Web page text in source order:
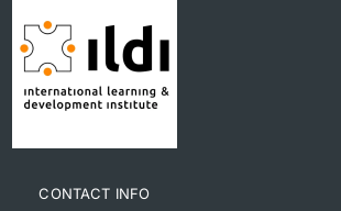
CONTACT INFO